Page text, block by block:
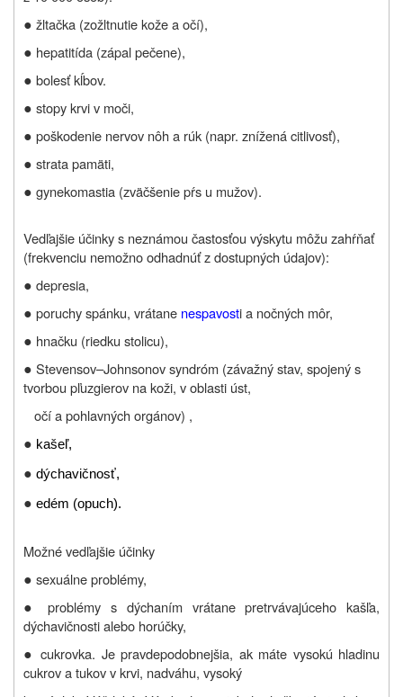
● žltačka (zožltnutie kože a očí),
● hepatitída (zápal pečene),
● bolesť kĺbov.
● stopy krvi v moči,
● poškodenie nervov nôh a rúk (napr. znížená citlivosť),
● strata pamäti,
● gynekomastia (zväčšenie pŕs u mužov).
Vedľajšie účinky s neznámou častosťou výskytu môžu zahŕňať
(frekvenciu nemožno odhadnúť z dostupných údajov):
● depresia,
● poruchy spánku, vrátane nespavosti a nočných môr,
● hnačku (riedku stolicu),
● Stevensov–Johnsonov syndróm (závažný stav, spojený s
tvorbou pľuzgierov na koži, v oblasti úst,
očí a pohlavných orgánov) ,
● kašeľ,
● dýchavičnosť,
● edém (opuch).
Možné vedľajšie účinky
● sexuálne problémy,
●problémy s dýchaním vrátane pretrvávajúceho kašľa,
dýchavičnosti alebo horúčky,
● cukrovka. Je pravdepodobnejšia, ak máte vysokú hladinu
cukrov a tukov v krvi, nadváhu, vysoký